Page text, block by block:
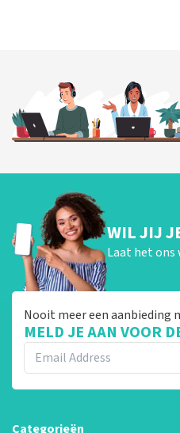
WIL JIJ
Laat het ons
Nooit meer een aanbieding
MELD JE AAN VOOR
Categorieën